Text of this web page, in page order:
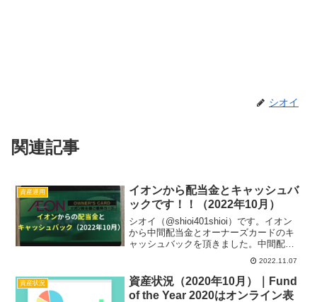
シオイ
関連記事
資産運用
イオンから配当金とキャッシュバ
ックです！！（2022年10月）
シオイ（@shioi401shioi）です。イオン
から中間配当金とオーナーズカードのキ
ャッシュバックを頂きました。中間配当
金については前期と同額です。インデッ
クス投資中心なので普段は配当金とは縁
遠い投資活動をしています。そんな中で
少額でやっ...
2022.11.07
資産状況
資産状況（2020年10月）｜Fund
of the Year 2020はオンライン表